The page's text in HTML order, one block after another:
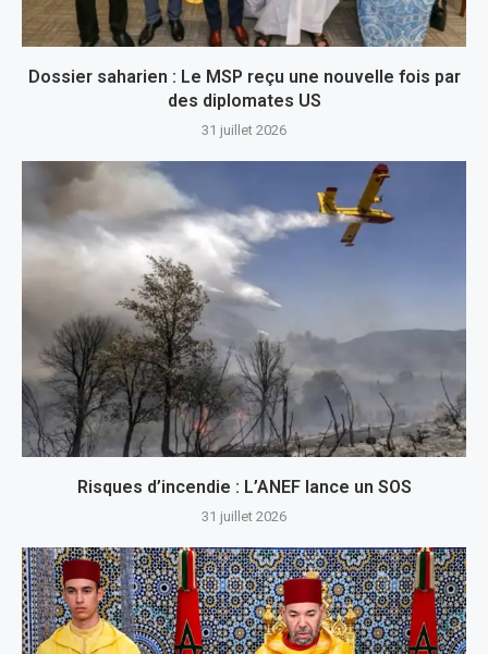
Dossier saharien : Le MSP reçu une nouvelle fois par
des diplomates US
31 juillet 2026
Risques d’incendie : L’ANEF lance un SOS
31 juillet 2026